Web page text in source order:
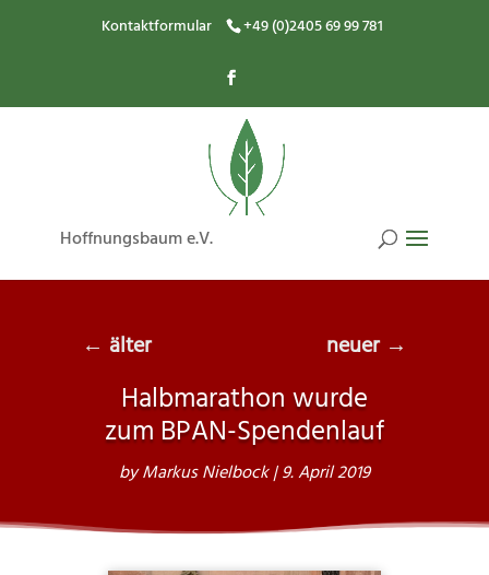
Kontaktformular +49 (0)2405 69 99 781
Hoffnungsbaum e.V.
← älter neuer→
Halbmarathon wurde
zum BPAN-Spendenlauf
byMarkus Nielbock|9. April 2019